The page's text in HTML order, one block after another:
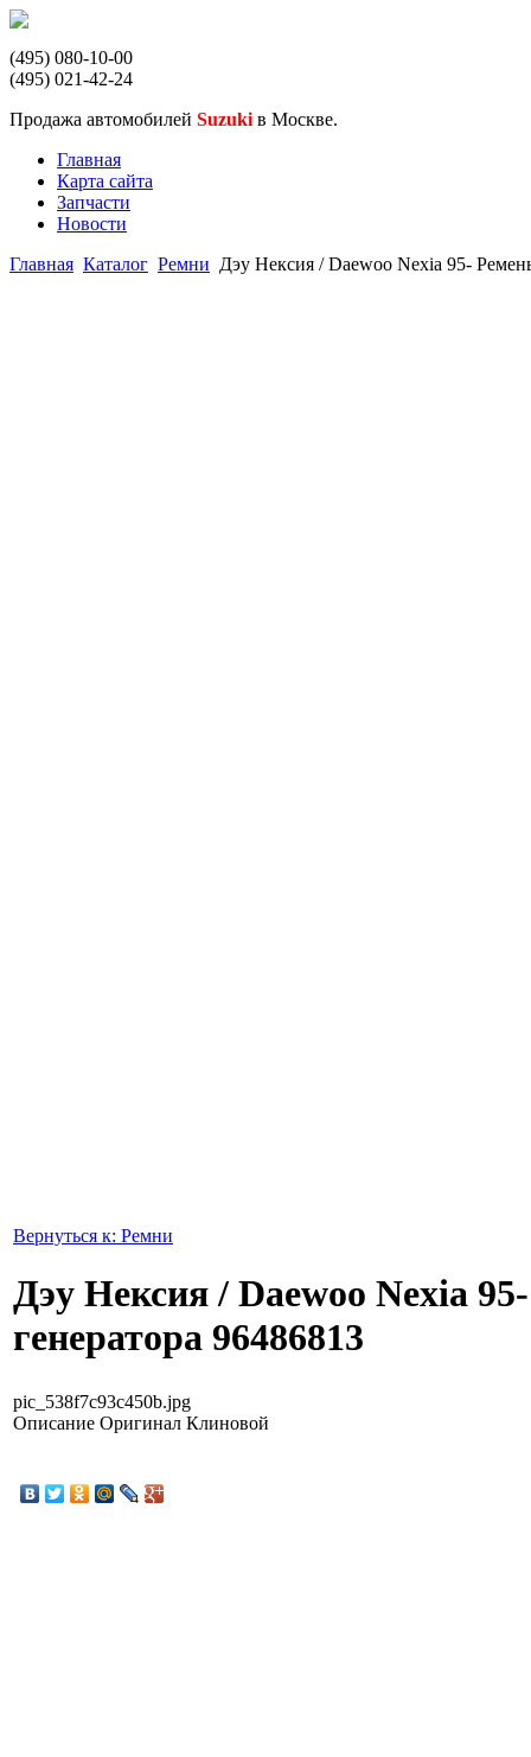
(495) 080-10-00
(495) 021-42-24
Продажа автомобилей Suzuki в Москве.
Главная
Карта сайта
Запчасти
Новости
Главная Каталог Ремни Дэу Нексия / Daewoo Nexia 95-
Вернуться к: Ремни
Дэу Нексия / Daewoo Nexia
генератора 96486813
pic_538f7c93c450b.jpg
Описание Оригинал Клиновой